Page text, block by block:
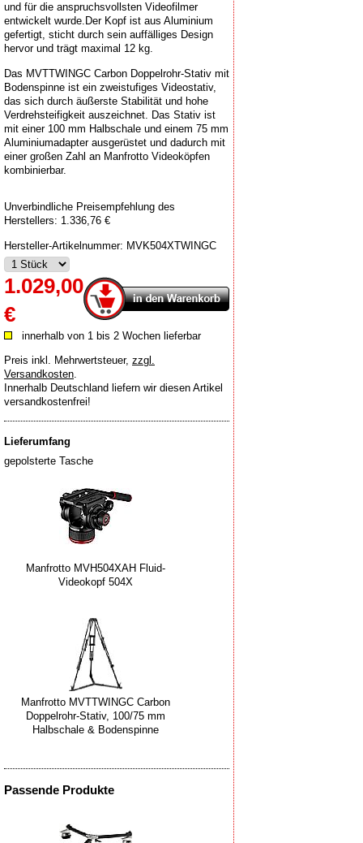
und für die anspruchsvollsten Videofilmer
entwickelt wurde.Der Kopf ist aus Aluminium
gefertigt, sticht durch sein auffälliges Design
hervor und trägt maximal 12 kg.
Das MVTTWINGC Carbon Doppelrohr-Stativ mit
Bodenspinne ist ein zweistufiges Videostativ,
das sich durch äußerste Stabilität und hohe
Verdrehsteifigkeit auszeichnet. Das Stativ ist
mit einer 100 mm Halbschale und einem 75 mm
Aluminiumadapter ausgerüstet und dadurch mit
einer großen Zahl an Manfrotto Videoköpfen
kombinierbar.
Unverbindliche Preisempfehlung des
Herstellers: 1.336,76 €
Hersteller-Artikelnummer: MVK504XTWINGC
1.029,00
€
innerhalb von 1 bis 2 Wochen lieferbar
Preis inkl. Mehrwertsteuer, zzgl.
Versandkosten
Innerhalb Deutschland liefern wir diesen Artikel
versandkostenfrei!
Lieferumfang
gepolsterte Tasche
Manfrotto MVH504XAH Fluid-
Videokopf 504X
Manfrotto MVTTWINGC Carbon
Doppelrohr-Stativ, 100/75 mm
Halbschale & Bodenspinne
Passende Produkte